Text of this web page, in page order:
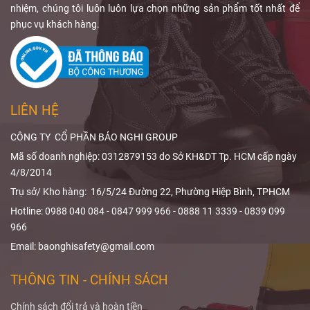
tâm đếntạp dề
chì chống tia
, độ tương
đương chì,
phạm vi che
phủ và thiết kế
sản phẩm.
Qua bài viết,
Bảo Nghi
Safety
sẽ giúp
bạn hiểu rõ
ALARA trong
X-quangvà
giảm liều
nhiệm, chúng tôi luôn luôn lựa chọn những sản phẩm tốt nhất để
phục vụ khách hàng.
LIÊN HỆ
CÔNG TY CỔ PHẦN BẢO NGHI GROUP
Mã số doanh nghiệp: 0312879153 do Sở KH&DT Tp. HCM cấp ngày
4/8/2014
Trụ sở/ Kho hàng: 16/5/24 Đường 22, Phường Hiệp Bình, TPHCM
Hotline: 0988 040 084 - 0847 999 966 - 0888 11 3339 - 0839 099
966
Email: baonghisafety@gmail.com
THÔNG TIN - CHÍNH SÁCH
Chính sách đổi trả và hoàn tiền